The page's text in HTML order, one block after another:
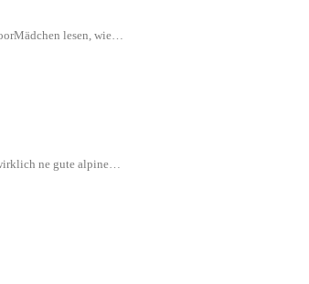
lesen, wie…
ne gute alpine…